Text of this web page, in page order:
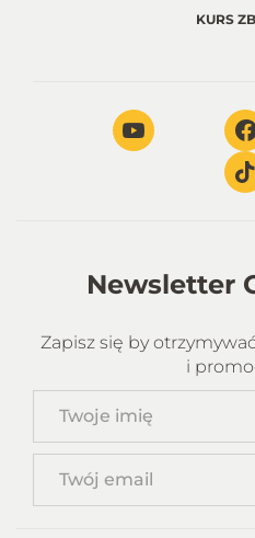
KURS
Newsletter
Zapisz się by otrzymywać
i
imię
email